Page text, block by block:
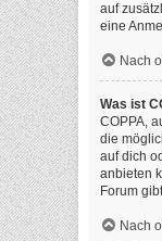
auf
eine
Nach
Was ist
COPPA,
die
auf dich
anbieten
Forum
Nach